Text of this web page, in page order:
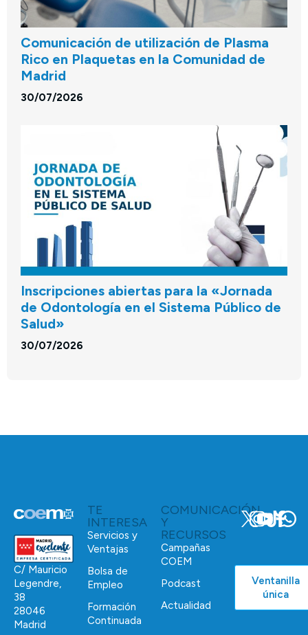
Comunicación de utilización de Plasma
Rico en Plaquetas en la Comunidad de
Madrid
30/07/2026
Inscripciones abiertas para la «Jornada
de Odontología en el Sistema Público de
Salud»
30/07/2026
C/ Mauricio
Legendre,
38
28046
Madrid
TE
INTERESA
Servicios y
Ventajas
Bolsa de
Empleo
Formación
Continuada
COMUNICACIÓN
Y
RECURSOS
Campañas
COEM
Podcast
Actualidad
Ventanilla
única